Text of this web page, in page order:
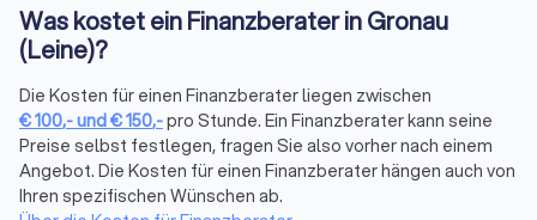
Finanzberatung in Gronau (Leine):
Versicherungen, Altersvorsorge,
Die komplexe Welt der Finanzen wird mit dem richtigen
Finanzberater an Ihrer Seite zu einem Segen für Ihr
Vermögen. Seriosität, Zuverlässigkeit, Fachkenntnisse zu
Besonderheiten und sich ändernde Vorgaben in der Branche
sind daher die maßgeblichen Aspekte, die Sie bei der Wahl
Was kostet ein Finanzberater in Gronau
(Leine)?
Die Kosten für einen Finanzberater liegen zwischen
€100,-und€150,-pro Stunde. Ein Finanzberater kann seine
Preise selbst festlegen, fragen Sie also vorher nach einem
Angebot. Die Kosten für einen Finanzberater hängen auch von
Ihren spezifischen Wünschen ab.